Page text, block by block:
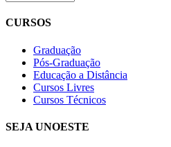
CURSOS
Graduação
Pós-Graduação
Educação a Distância
Cursos Livres
Cursos Técnicos
SEJA UNOESTE